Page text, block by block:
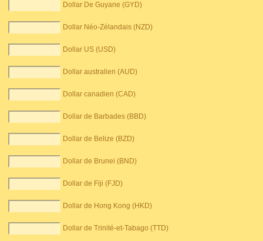
Dollar De Guyane (GYD)
Dollar Néo-Zélandais (NZD)
Dollar US (USD)
Dollar australien (AUD)
Dollar canadien (CAD)
Dollar de Barbades (BBD)
Dollar de Belize (BZD)
Dollar de Brunei (BND)
Dollar de Fiji (FJD)
Dollar de Hong Kong (HKD)
Dollar de Trinité-et-Tabago (TTD)